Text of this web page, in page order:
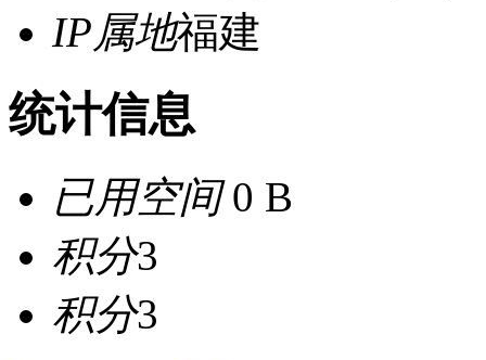
IP属地福建
统计信息
已用空间0 B
积分3
积分3